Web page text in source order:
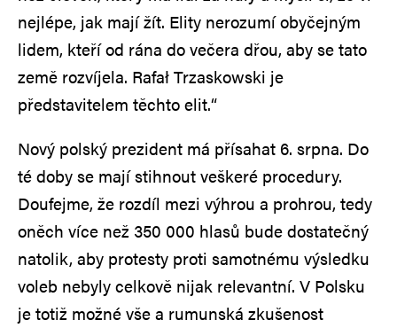
nejlépe, jak mají žít. Elity nerozumí obyčejným
lidem, kteří od rána do večera dřou, aby se tato
země rozvíjela. Rafał Trzaskowski je
představitelem těchto elit.“
Nový polský prezident má přísahat 6. srpna. Do
té doby se mají stihnout veškeré procedury.
Doufejme, že rozdíl mezi výhrou a prohrou, tedy
oněch více než 350 000 hlasů bude dostatečný
natolik, aby protesty proti samotnému výsledku
voleb nebyly celkově nijak relevantní. V Polsku
je totiž možné vše a rumunská zkušenost